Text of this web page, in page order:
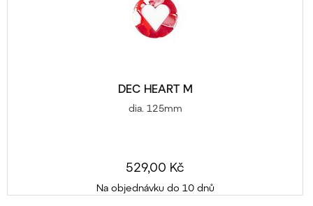
DEC HEART M
dia. 125mm
529,00 Kč
Na objednávku do 10 dnů